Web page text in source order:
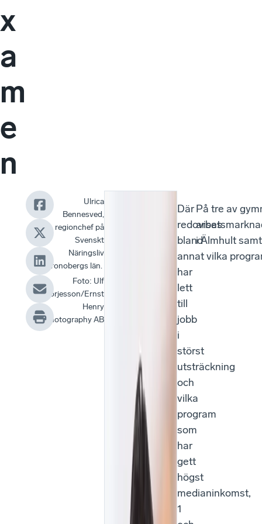
x
a
m
e
n
Ulrica
Bennesved,
regionchef på
Svenskt
Näringsliv
i Kronobergs län.
Foto: Ulf
Börjesson/Ernst
Henry
Photography AB
Där
redovisas
bland
annat vilka
har
lett
till
jobb
i
störst
utsträckning
och
vilka
program
som
har
gett
högst
medianinkomst,
1
På tre av
i Älmhult